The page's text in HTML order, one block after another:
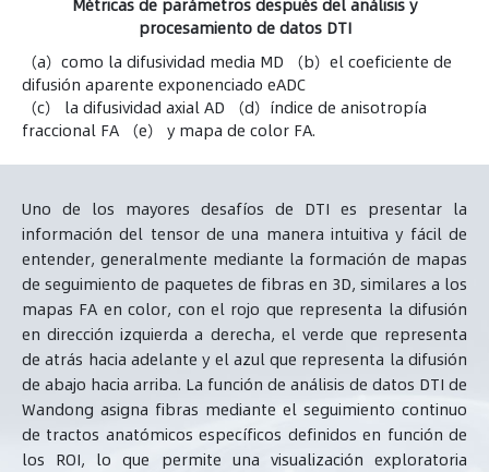
Métricas de parámetros después del análisis y
procesamiento de datos DTI
（a）como la difusividad media MD （b）el coeficiente de
difusión aparente exponenciado eADC
（c） la difusividad axial AD （d）índice de anisotropía
fraccional FA （e） y mapa de color FA.
Uno de los mayores desafíos de DTI es presentar la
información del tensor de una manera intuitiva y fácil de
entender, generalmente mediante la formación de mapas
de seguimiento de paquetes de fibras en 3D, similares a los
mapas FA en color, con el rojo que representa la difusión
en dirección izquierda a derecha, el verde que representa
de atrás hacia adelante y el azul que representa la difusión
de abajo hacia arriba. La función de análisis de datos DTI de
Wandong asigna fibras mediante el seguimiento continuo
de tractos anatómicos específicos definidos en función de
los ROI, lo que permite una visualización exploratoria